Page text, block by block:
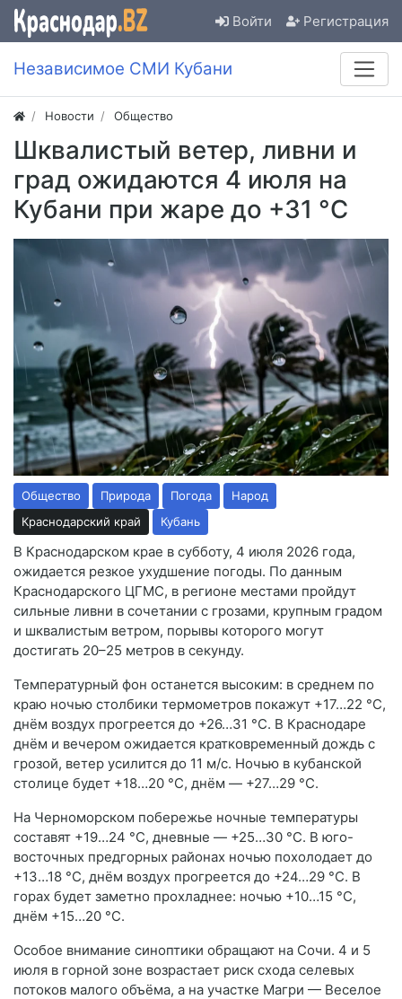
Войти Регистрация
Независимое СМИ Кубани
Новости Общество
Шквалистый ветер, ливни и
град ожидаются 4 июля на
Кубани при жаре до +31 °C
Общество Природа Погода
Народ
Краснодарский край
Кубань
В Краснодарском крае в субботу, 4 июля 2026 года,
ожидается резкое ухудшение погоды. По данным
Краснодарского ЦГМС, в регионе местами пройдут
сильные ливни в сочетании с грозами, крупным градом
и шквалистым ветром, порывы которого могут
достигать 20–25 метров в секунду.
Температурный фон останется высоким: в среднем по
краю ночью столбики термометров покажут +17…22 °C,
днём воздух прогреется до +26…31 °C. В Краснодаре
днём и вечером ожидается кратковременный дождь с
грозой, ветер усилится до 11 м/с. Ночью в кубанской
столице будет +18…20 °C, днём — +27…29 °C.
На Черноморском побережье ночные температуры
составят +19…24 °C, дневные — +25…30 °C. В юго-
восточных предгорных районах ночью похолодает до
+13…18 °C, днём воздух прогреется до +24…29 °C. В
горах будет заметно прохладнее: ночью +10…15 °C,
днём +15…20 °C.
Особое внимание синоптики обращают на Сочи. 4 и 5
июля в горной зоне возрастает риск схода селевых
потоков малого объёма, а на участке Магри — Веселое